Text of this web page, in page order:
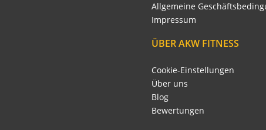
Allgemeine
Impressum
ÜBER AKW FITNESS
Cookie-Einstellungen
Über uns
Blog
Bewertungen